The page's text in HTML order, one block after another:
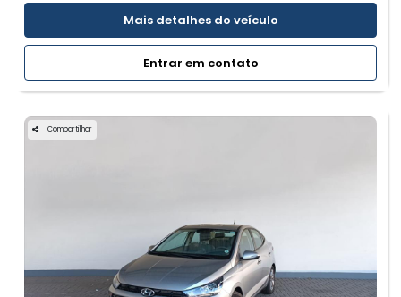
Mais detalhes do veículo
Entrar em contato
Compartilhar